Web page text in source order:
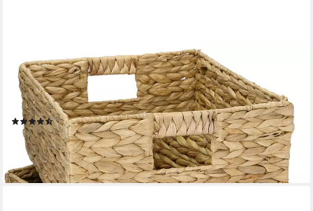
HMF
Regalkorb 2er Set Aufbewahrungskorb passend für KALLAX
halbes Fach, Korb geflochten aus Wasserhyazinthe mit Griffen,
30 x 34 x 15 cm Natur
(11)
ab 25,99 € UVP42,99 €
-40%
lieferbar - in 2-3 Werktagen bei dir